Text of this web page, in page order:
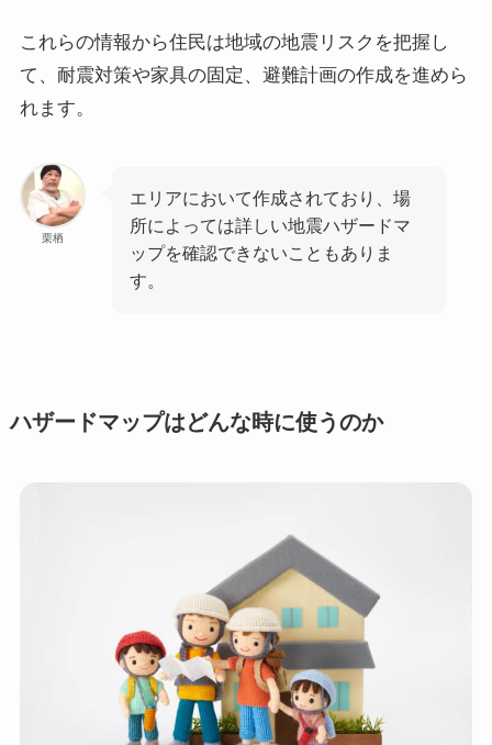
これらの情報から住民は地域の地震リスクを把握し
て、耐震対策や家具の固定、避難計画の作成を進めら
れます。
栗栖
エリアにおいて作成されており、場
所によっては詳しい地震ハザードマ
ップを確認できないこともありま
す。
ハザードマップはどんな時に使うのか